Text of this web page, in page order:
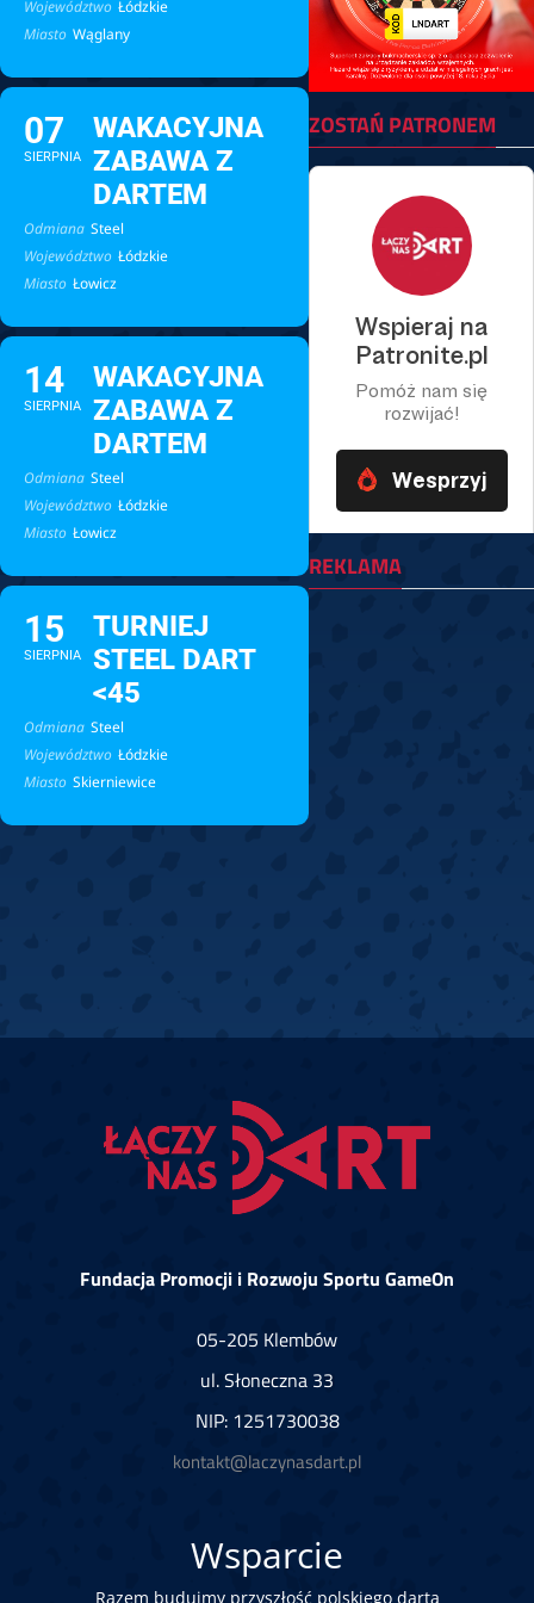
Województwo Łódzkie
Miasto Wąglany
07
SIERPNIA
WAKACYJNA
ZABAWA Z
DARTEM
Odmiana Steel
Województwo Łódzkie
Miasto Łowicz
14
SIERPNIA
WAKACYJNA
ZABAWA Z
DARTEM
Odmiana Steel
Województwo Łódzkie
Miasto Łowicz
15
SIERPNIA
TURNIEJ
STEEL DART
<45
Odmiana Steel
Województwo Łódzkie
Miasto Skierniewice
ZOSTAŃ PATRONEM
REKLAMA
Fundacja Promocji i Rozwoju Sportu GameOn
05-205 Klembów
ul. Słoneczna 33
NIP: 1251730038
kontakt@laczynasdart.pl
Wsparcie
Razem budujmy przyszłość polskiego darta